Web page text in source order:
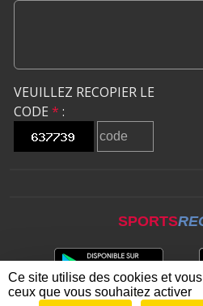
VEUILLEZ RECOPIER LE
CODE * :
SPORTS
Ce site utilise des cookies et
ceux que vous souhaitez activer